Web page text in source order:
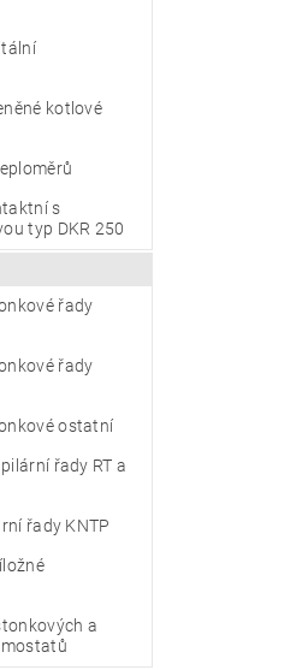
kotlové
s
typ DKR 250
řady
řady
ostatní
řady RT a
řady KNTP
a